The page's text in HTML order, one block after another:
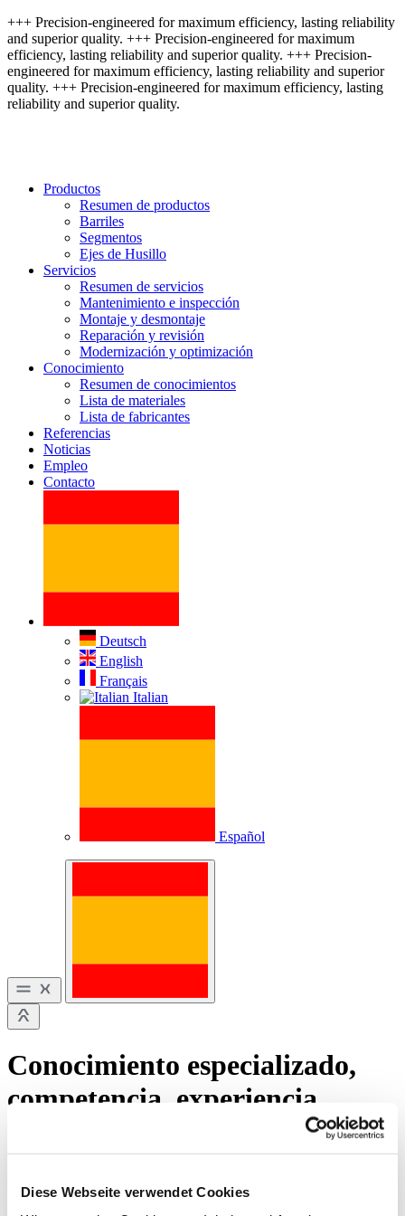
Diese Webseite verwendet Cookies
+++ Precision-engineered for maximum efficiency, lasting reliability
and superior quality. +++ Precision-engineered for maximum
efficiency, lasting reliability and superior quality. +++ Precision-
engineered for maximum efficiency, lasting reliability and superior
quality. +++ Precision-engineered for maximum efficiency, lasting
reliability and superior quality.
Productos
Resumen de productos
Barriles
Segmentos
Ejes de Husillo
Servicios
Resumen de servicios
Mantenimiento e inspección
Montaje y desmontaje
Reparación y revisión
Modernización y optimización
Conocimiento
Resumen de conocimientos
Lista de materiales
Lista de fabricantes
Referencias
Noticias
Empleo
Contacto
Deutsch
English
Français
Italian
Español
Conocimiento especializado,
competencia, experiencia.
Conocimientos de Extruder
Experts.